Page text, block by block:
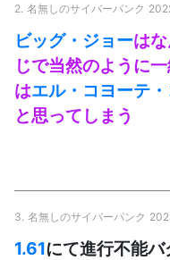
2. 名無しのサイバーパンク
ビッグ・ジョーは
じで当然のように
はエル・コヨーテ
と思ってしまう
3. 名無しのサイバーパンク
1.61にて進行不能バ